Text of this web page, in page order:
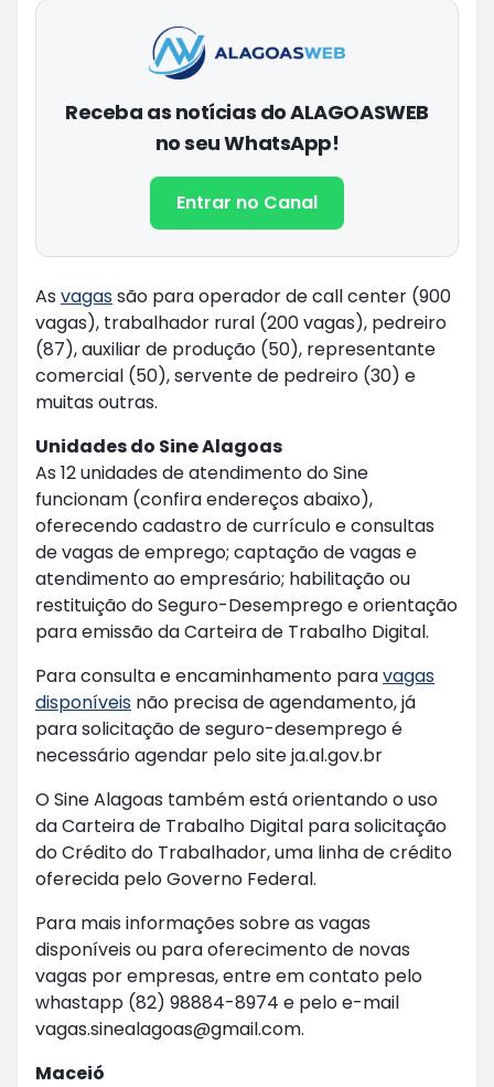
Receba as notícias do ALAGOASWEB
no seu WhatsApp!
Entrar no Canal
As vagassão para operador de call center (900
vagas), trabalhador rural (200 vagas), pedreiro
(87), auxiliar de produção (50), representante
comercial (50), servente de pedreiro (30) e
muitas outras.
Unidades do Sine Alagoas
As 12 unidades de atendimento do Sine
funcionam (confira endereços abaixo),
oferecendo cadastro de currículo e consultas
de vagas de emprego; captação de vagas e
atendimento ao empresário; habilitação ou
restituição do Seguro-Desemprego e orientação
para emissão da Carteira de Trabalho Digital.
Para consulta e encaminhamento paravagas
disponíveis não precisa de agendamento, já
para solicitação de seguro-desemprego é
necessário agendar pelo site ja.al.gov.br
O Sine Alagoas também está orientando o uso
da Carteira de Trabalho Digital para solicitação
do Crédito do Trabalhador, uma linha de crédito
oferecida pelo Governo Federal.
Para mais informações sobre as vagas
disponíveis ou para oferecimento de novas
vagas por empresas, entre em contato pelo
whastapp (82) 98884-8974 e pelo e-mail
vagas.sinealagoas@gmail.com.
Maceió